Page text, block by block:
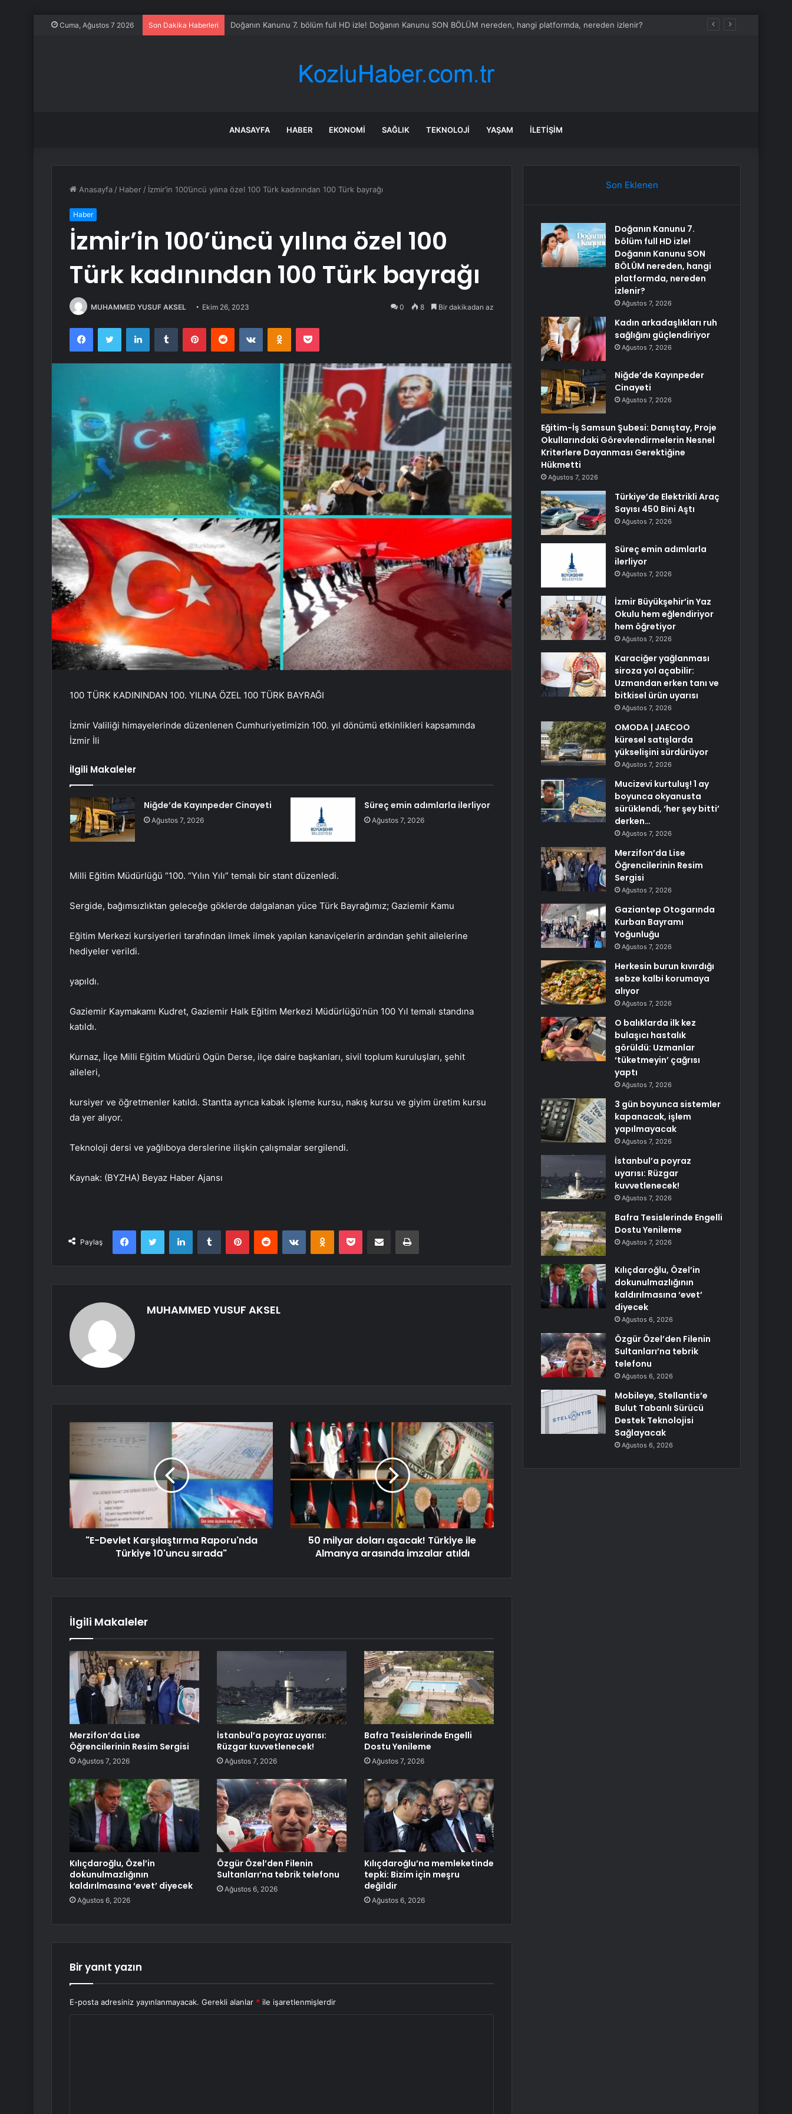
Cuma, Ağustos 7 2026 Son Dakika Haberleri Kadın arkadaşlıkları ruh sağlığını güçlendiriyor
ANASAYFA HABER EKONOMI SAĞLIK TEKNOLOJI YAŞAM İLETIŞIM
Anasayfa / Haber / İzmir’in 100’üncü yılına özel 100 Türk kadınından 100 Türk bayrağı
Haber
İzmir’in 100’üncü yılına özel 100
Türk kadınından 100 Türk bayrağı
MUHAMMED YUSUF AKSEL Ekim 26, 2023 0 8 Bir dakikadan az
FacebookTwitter LinkedInTumblr PinterestReddit VKontakteOdnoklassniki
Pocket
100 TÜRK KADININDAN 100. YILINA ÖZEL 100 TÜRK BAYRAĞI
İzmir Valiliği himayelerinde düzenlenen Cumhuriyetimizin 100. yıl dönümü etkinlikleri kapsamında
İzmir İli
İlgili Makaleler
Niğde’de Kayınpeder Cinayeti
Ağustos 7, 2026
Süreç emin adımlarla ilerliyor
Ağustos 7, 2026
Milli Eğitim Müdürlüğü “100. “Yılın Yılı” temalı bir stant düzenledi.
Sergide, bağımsızlıktan geleceğe göklerde dalgalanan yüce Türk Bayrağımız; Gaziemir Kamu
Eğitim Merkezi kursiyerleri tarafından ilmek ilmek yapılan kanaviçelerin ardından şehit ailelerine
hediyeler verildi.
yapıldı.
Gaziemir Kaymakamı Kudret, Gaziemir Halk Eğitim Merkezi Müdürlüğü’nün 100 Yıl temalı standına
katıldı.
Kurnaz, İlçe Milli Eğitim Müdürü Ogün Derse, ilçe daire başkanları, sivil toplum kuruluşları, şehit
aileleri,
kursiyer ve öğretmenler katıldı. Stantta ayrıca kabak işleme kursu, nakış kursu ve giyim üretim kursu
da yer alıyor.
Teknoloji dersi ve yağlıboya derslerine ilişkin çalışmalar sergilendi.
Kaynak: (BYZHA) Beyaz Haber Ajansı
Paylaş
FacebookTwitter LinkedInTumblr PinterestReddit VKontakteOdnoklassniki
Pocket E-Posta ile paylaş Yazdır
MUHAMMED YUSUF AKSEL
"E-Devlet Karşılaştırma Raporu'nda
Türkiye 10'uncu sırada"
50 milyar doları aşacak! Türkiye ile
Almanya arasında imzalar atıldı
İlgili Makaleler
Merzifon’da Lise
Öğrencilerinin Resim Sergisi
Ağustos 7, 2026
İstanbul’a poyraz uyarısı:
Rüzgar kuvvetlenecek!
Ağustos 7, 2026
Bafra Tesislerinde Engelli
Dostu Yenileme
Ağustos 7, 2026
Kılıçdaroğlu, Özel’in
dokunulmazlığının
kaldırılmasına ‘evet’ diyecek
Ağustos 6, 2026
Özgür Özel’den Filenin
Sultanları’na tebrik telefonu
Ağustos 6, 2026
Kılıçdaroğlu’na memleketinde
tepki: Bizim için meşru
değildir
Ağustos 6, 2026
Bir yanıt yazın
E-posta adresiniz yayınlanmayacak. Gerekli alanlar * ile işaretlenmişlerdir
Son Eklenen
Doğanın Kanunu 7.
bölüm full HD izle!
Doğanın Kanunu SON
BÖLÜM nereden, hangi
platformda, nereden
izlenir?
Ağustos 7, 2026
Kadın arkadaşlıkları ruh
sağlığını güçlendiriyor
Ağustos 7, 2026
Niğde’de Kayınpeder
Cinayeti
Ağustos 7, 2026
Eğitim-İş Samsun Şubesi: Danıştay, Proje
Okullarındaki Görevlendirmelerin Nesnel
Kriterlere Dayanması Gerektiğine
Hükmetti
Ağustos 7, 2026
Türkiye’de Elektrikli Araç
Sayısı 450 Bini Aştı
Ağustos 7, 2026
Süreç emin adımlarla
ilerliyor
Ağustos 7, 2026
İzmir Büyükşehir’in Yaz
Okulu hem eğlendiriyor
hem öğretiyor
Ağustos 7, 2026
Karaciğer yağlanması
siroza yol açabilir:
Uzmandan erken tanı ve
bitkisel ürün uyarısı
Ağustos 7, 2026
OMODA | JAECOO
küresel satışlarda
yükselişini sürdürüyor
Ağustos 7, 2026
Mucizevi kurtuluş! 1 ay
boyunca okyanusta
sürüklendi, ‘her şey bitti’
derken…
Ağustos 7, 2026
Merzifon’da Lise
Öğrencilerinin Resim
Sergisi
Ağustos 7, 2026
Gaziantep Otogarında
Kurban Bayramı
Yoğunluğu
Ağustos 7, 2026
Herkesin burun kıvırdığı
sebze kalbi korumaya
alıyor
Ağustos 7, 2026
O balıklarda ilk kez
bulaşıcı hastalık
görüldü: Uzmanlar
‘tüketmeyin’ çağrısı
yaptı
Ağustos 7, 2026
3 gün boyunca sistemler
kapanacak, işlem
yapılmayacak
Ağustos 7, 2026
İstanbul’a poyraz
uyarısı: Rüzgar
kuvvetlenecek!
Ağustos 7, 2026
Bafra Tesislerinde Engelli
Dostu Yenileme
Ağustos 7, 2026
Kılıçdaroğlu, Özel’in
dokunulmazlığının
kaldırılmasına ‘evet’
diyecek
Ağustos 6, 2026
Özgür Özel’den Filenin
Sultanları’na tebrik
telefonu
Ağustos 6, 2026
Mobileye, Stellantis’e
Bulut Tabanlı Sürücü
Destek Teknolojisi
Sağlayacak
Ağustos 6, 2026